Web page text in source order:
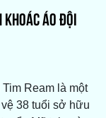
ÁO ĐỘI
Ream là một
vệ 38 tuổi sở hữu